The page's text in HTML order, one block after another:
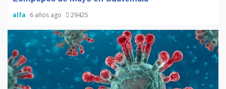
alfa 6 años ago 29425